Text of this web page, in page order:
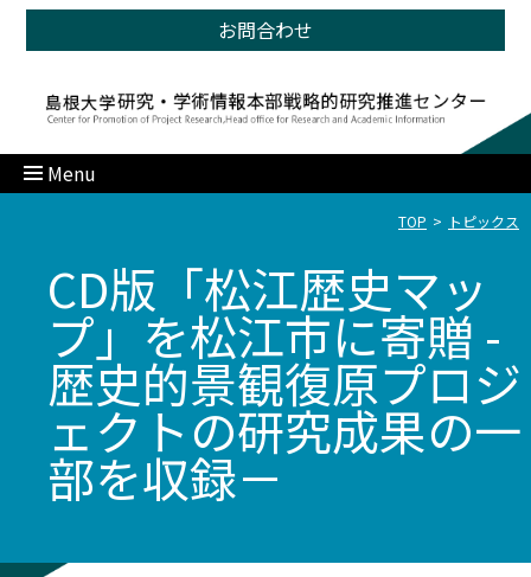
お問合わせ
Menu
TOP トピックス
CD版「松江歴史マッ
プ」を松江市に寄贈 -
歴史的景観復原プロジ
ェクトの研究成果の一
部を収録－